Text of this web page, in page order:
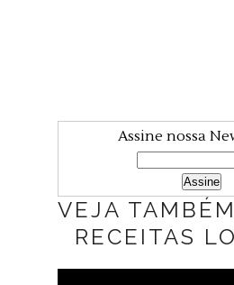
Assine nossa
VEJA
RECEITAS